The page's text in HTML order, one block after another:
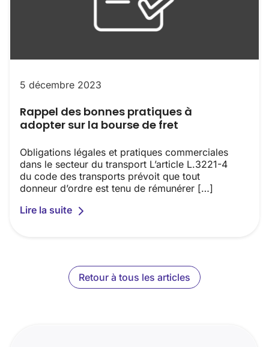
5 décembre 2023
Rappel des bonnes pratiques à
adopter sur la bourse de fret
Obligations légales et pratiques commerciales
dans le secteur du transport L’article L.3221-4
du code des transports prévoit que tout
donneur d’ordre est tenu de rémunérer […]
Lire la suite
Retour à tous les articles